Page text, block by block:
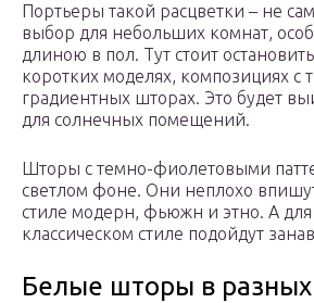
Портьеры такой расцветки – не
выбор для небольших комнат,
длиною в пол. Тут стоит
коротких моделях, композициях с
градиентных шторах. Это будет
для солнечных помещений.
Шторы с темно-фиолетовыми
светлом фоне. Они неплохо
стиле модерн, фьюжн и этно. А
классическом стиле подойдут
Белые шторы в разных